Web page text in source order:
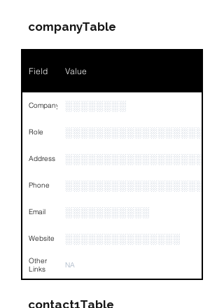
companyTable
Field Value
Company ░░░░░░░░
Role
Address
Phone
Email ░░░░░░░░░░░
Website ░░░░░░░░░░░░░░░
Other
Links
NA
contact1Table